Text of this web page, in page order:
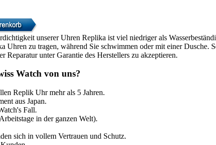
unserer Uhren Replika ist viel niedriger als
Uhren zu tragen, während Sie schwimmen oder mit einer
Reparatur unter Garantie des Herstellers zu akzeptieren.
Watch von uns?
Replik Uhr mehr als 5 Jahren.
aus Japan.
Fall.
in der ganzen Welt).
sich in vollem Vertrauen und Schutz.